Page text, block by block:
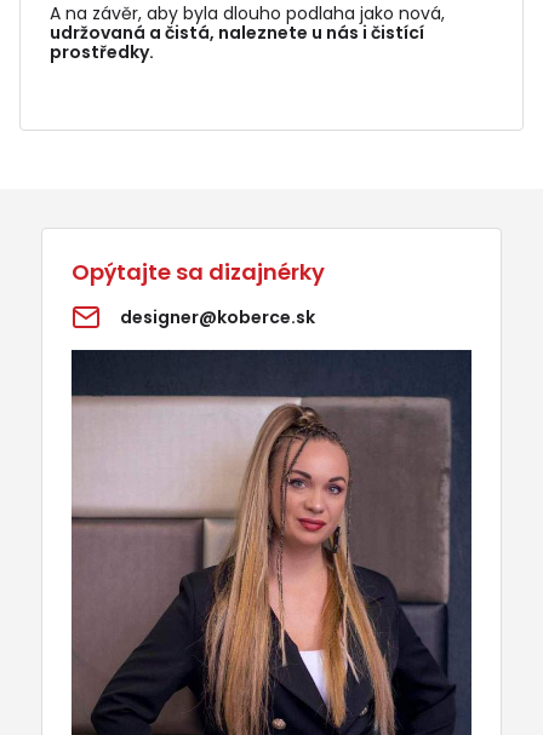
A na závěr, aby byla dlouho podlaha jako nová,
udržovaná a čistá, naleznete u nás i čistící
prostředky.
Opýtajte sa dizajnérky
designer@koberce.sk